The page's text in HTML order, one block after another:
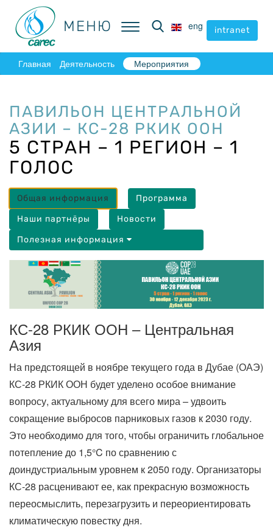
МЕНЮ eng intranet
МЕНЮ eng intranet
Главная Деятельность Мероприятия
ПАВИЛЬОН ЦЕНТРАЛЬНОЙ
АЗИИ – КС-28 РКИК ООН
5 СТРАН – 1 РЕГИОН – 1
ГОЛОС
Общая информация
Программа
Наши партнёры
Новости
Полезная информация
КС-28 РКИК ООН – Центральная
Азия
На предстоящей в ноябре текущего года в Дубае (ОАЭ)
КС-28 РКИК ООН будет уделено особое внимание
вопросу, актуальному для всего мира – удвоить
сокращение выбросов парниковых газов к 2030 году.
Это необходимо для того, чтобы ограничить глобальное
потепление до 1,5°C по сравнению с
доиндустриальным уровнем к 2050 году. Организаторы
КС-28 расценивают ее, как прекрасную возможность
переосмыслить, перезагрузить и переориентировать
климатическую повестку дня.